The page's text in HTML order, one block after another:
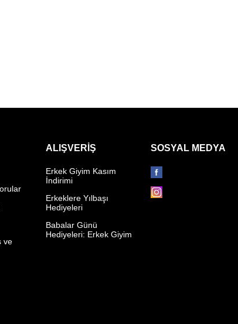
ve
ALIŞVERIŞ
Erkek Giyim Kasım
İndirimi
Erkeklere Yılbaşı
Hediyeleri
Babalar Günü
Hediyeleri: Erkek Giyim
SOSYAL MEDYA